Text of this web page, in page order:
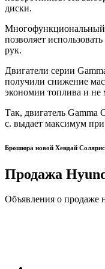
диски.
Многофункциональный
позволяет
рук.
Двигатели серии
получили снижение
экономии топлива и
Так, двигатель
с. выдает максимум
Брошюра новой Хендай Солярис
Продажа
Объявления о продаже